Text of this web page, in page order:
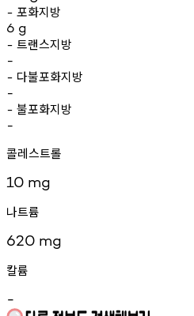
- 포화지방
6 g
- 트랜스지방
-
- 다불포화지방
-
- 불포화지방
-
콜레스트롤
10 mg
나트륨
620 mg
칼륨
-